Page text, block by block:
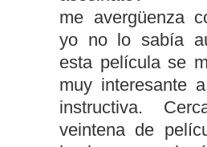
me avergüenza
yo no lo sabía
esta película se
muy interesante
instructiva.
veintena de